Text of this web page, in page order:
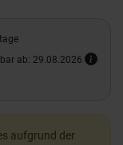
ab: 29.08.2026
aufgrund der